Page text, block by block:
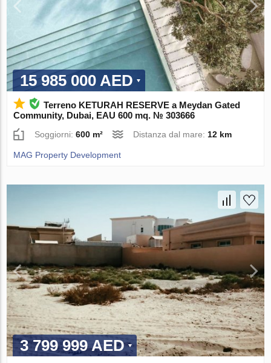
15 985 000 AED
Terreno KETURAH RESERVE a Meydan Gated
Community, Dubai, EAU 600 mq. № 303666
Soggiorni:600 m² Distanza dal mare: 12 km
MAG Property Development
3 799 999 AED